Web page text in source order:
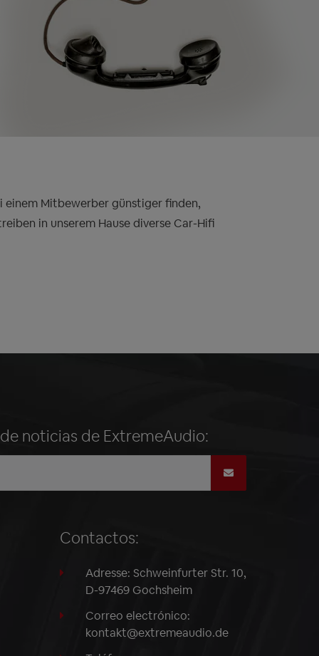
einem Mitbewerber günstiger finden,
in unserem Hause diverse Car-Hifi
noticias de ExtremeAudio:
Contactos:
Adresse: Schweinfurter Str. 10,
D-97469 Gochsheim
Correo electrónico:
kontakt@extremeaudio.de